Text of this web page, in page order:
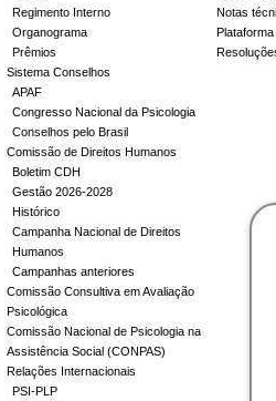
Regimento Interno
Organograma
Prêmios
Sistema Conselhos
APAF
Congresso Nacional da Psicologia
Conselhos pelo Brasil
Comissão de Direitos Humanos
Boletim CDH
Gestão 2026-2028
Histórico
Campanha Nacional de Direitos
Humanos
Campanhas anteriores
Comissão Consultiva em Avaliação
Psicológica
Comissão Nacional de Psicologia na
Assistência Social (CONPAS)
Relações Internacionais
PSI-PLP
Notas